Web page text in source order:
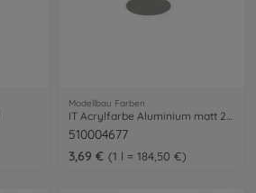
Modellbau Farben
510004677
3,69 €
1 l = 184,50 €